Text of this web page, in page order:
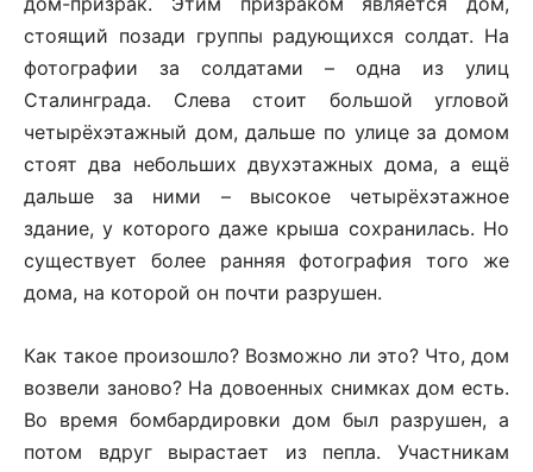
стоящий позади группы радующихся солдат. На
фотографии за солдатами – одна из улиц
Сталинграда. Слева стоит большой угловой
четырёхэтажный дом, дальше по улице за домом
стоят два небольших двухэтажных дома, а ещё
дальше за ними – высокое четырёхэтажное
здание, у которого даже крыша сохранилась. Но
существует более ранняя фотография того же
дома, на которой он почти разрушен.
Как такое произошло? Возможно ли это? Что, дом
возвели заново? На довоенных снимках дом есть.
Во время бомбардировки дом был разрушен, а
потом вдруг вырастает из пепла. Участникам